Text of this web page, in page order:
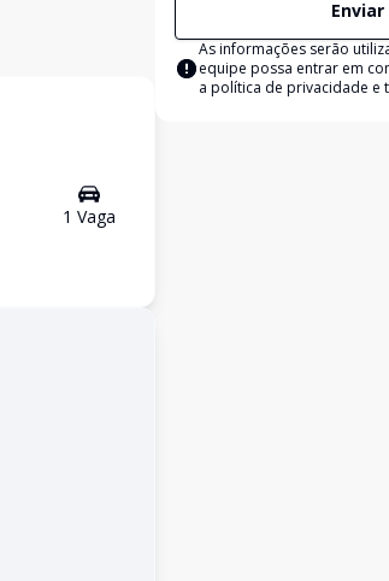
1 Vaga
Enviar
As informações serão
equipe possa entrar em
a política de privacidade e